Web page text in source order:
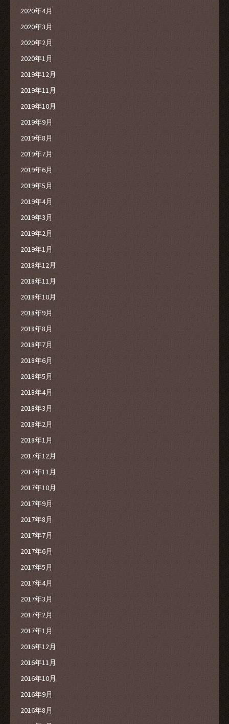
2020年4月
2020年3月
2020年2月
2020年1月
2019年12月
2019年11月
2019年10月
2019年9月
2019年8月
2019年7月
2019年6月
2019年5月
2019年4月
2019年3月
2019年2月
2019年1月
2018年12月
2018年11月
2018年10月
2018年9月
2018年8月
2018年7月
2018年6月
2018年5月
2018年4月
2018年3月
2018年2月
2018年1月
2017年12月
2017年11月
2017年10月
2017年9月
2017年8月
2017年7月
2017年6月
2017年5月
2017年4月
2017年3月
2017年2月
2017年1月
2016年12月
2016年11月
2016年10月
2016年9月
2016年8月